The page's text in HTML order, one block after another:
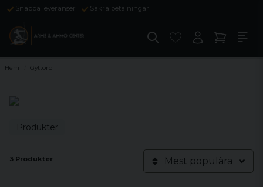
Snabba leveranser Säkra betalningar
Hem Gyttorp
Produkter
3 Produkter Mest populära